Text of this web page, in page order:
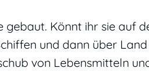
Könnt ihr sie auf
und dann über
von Lebensmitteln